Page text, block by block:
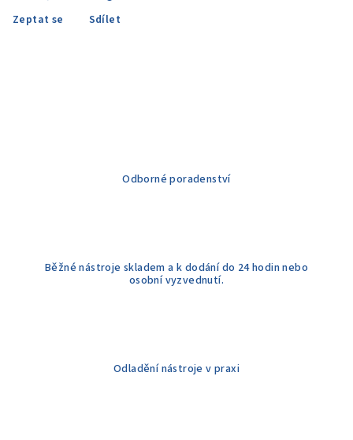
Zeptat se Sdílet
Odborné poradenství
Běžné nástroje skladem a k dodání do 24 hodin nebo
osobní vyzvednutí.
Odladění nástroje v praxi